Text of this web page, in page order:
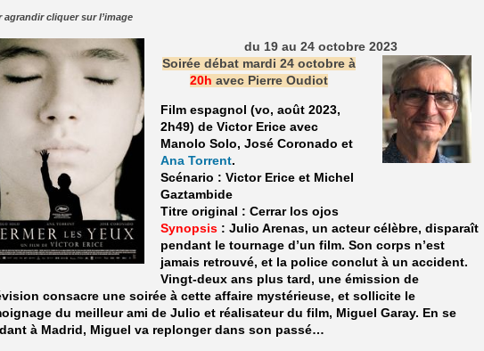
agrandir cliquer sur l’image
du 19 au 24 octobre 2023
Soirée débat mardi 24 octobre à
20h avec Pierre Oudiot
Film espagnol (vo, août 2023,
2h49) de Victor Erice avec
Manolo Solo, José Coronado et
Ana Torrent.
Scénario : Victor Erice et Michel
Gaztambide
Titre original : Cerrar los ojos
Synopsis: Julio Arenas, un acteur célèbre, disparaît
pendant le tournage d’un film. Son corps n’est
jamais retrouvé, et la police conclut à un accident.
Vingt-deux ans plus tard, une émission de
consacre une soirée à cette affaire mystérieuse, et sollicite le
du meilleur ami de Julio et réalisateur du film, Miguel Garay. En se
à Madrid, Miguel va replonger dans son passé…